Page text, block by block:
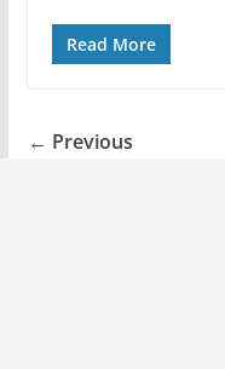
Read More
← Previous